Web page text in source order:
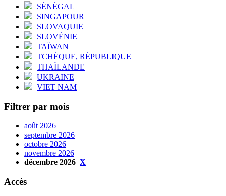
SÉNÉGAL
SINGAPOUR
SLOVAQUIE
SLOVÉNIE
TAÏWAN
TCHÈQUE, RÉPUBLIQUE
THAÏLANDE
UKRAINE
VIET NAM
Filtrer par mois
août 2026
septembre 2026
octobre 2026
novembre 2026
décembre 2026 X
Accès